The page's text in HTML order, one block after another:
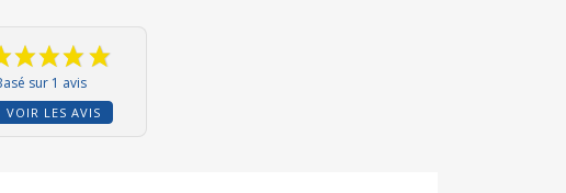
sur 1 avis
VOIR LES AVIS